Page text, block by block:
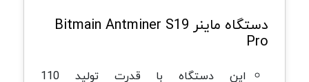
دستگاه ماینر Bitmain Antminer S19
Pro